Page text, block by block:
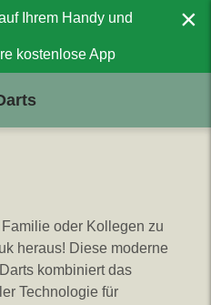
Ihrem Handy und
kostenlose App
×
oder Kollegen zu
heraus! Diese moderne
kombiniert das
Technologie für